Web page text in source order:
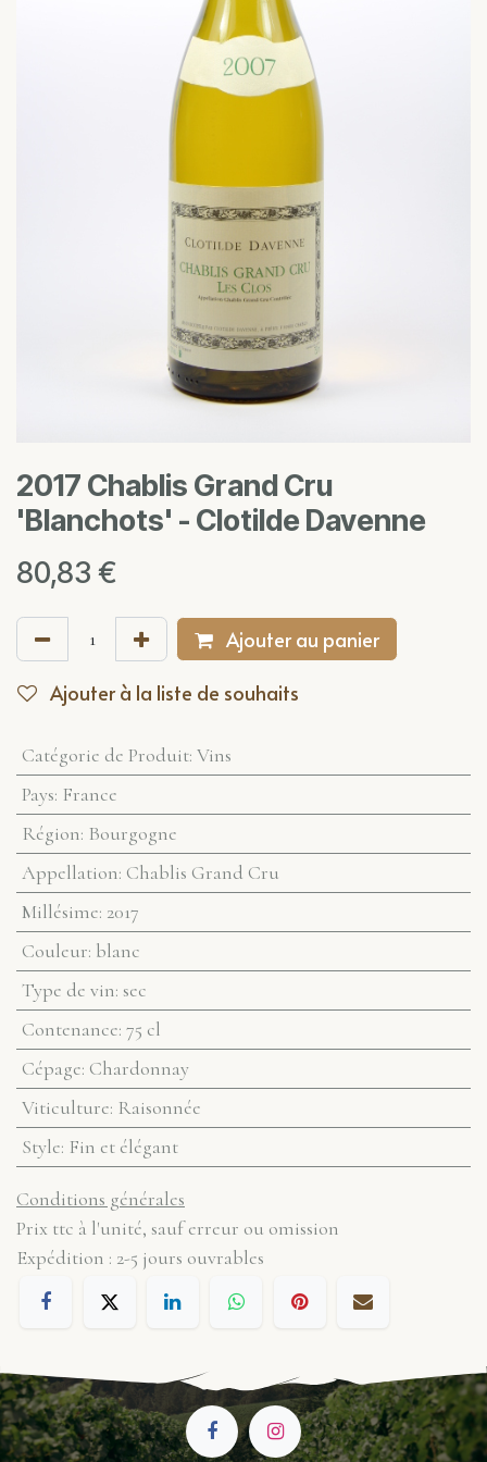
2017 Chablis Grand Cru
'Blanchots' - Clotilde Davenne
80,83 €
Ajouter au panier
Ajouter à la liste de souhaits
Catégorie de Produit: Vins
Pays: France
Région: Bourgogne
Appellation: Chablis Grand Cru
Millésime: 2017
Couleur: blanc
Type de vin: sec
Contenance: 75 cl
Cépage: Chardonnay
Viticulture: Raisonnée
Style: Fin et élégant
Conditions générales
Prix ttc à l'unité, sauf erreur ou omission
Expédition : 2-5 jours ouvrables